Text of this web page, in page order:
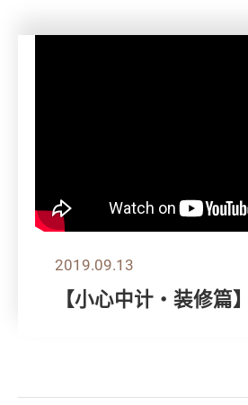
2019.09.13
【小心中计‧装修篇】